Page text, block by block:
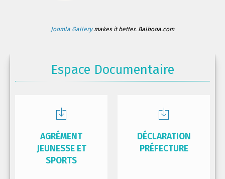
Joomla Gallerymakes it better. Balbooa.com
Espace Documentaire
AGRÉMENT
JEUNESSE ET
SPORTS
DÉCLARATION
PRÉFECTURE